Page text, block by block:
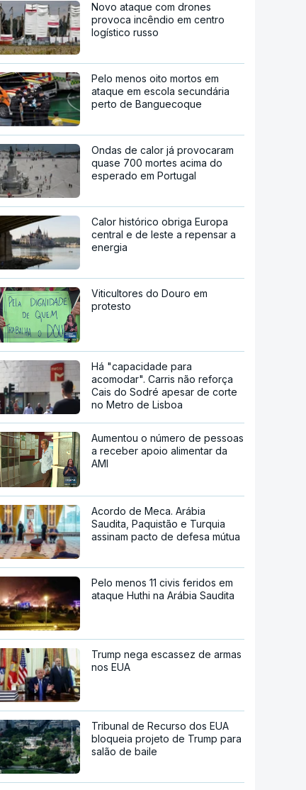
Novo ataque com drones
provoca incêndio em centro
logístico russo
Pelo menos oito mortos em
ataque em escola secundária
perto de Banguecoque
Ondas de calor já provocaram
quase 700 mortes acima do
esperado em Portugal
Calor histórico obriga Europa
central e de leste a repensar a
energia
Viticultores do Douro em
protesto
Há "capacidade para
acomodar". Carris não reforça
Cais do Sodré apesar de corte
no Metro de Lisboa
Aumentou o número de pessoas
a receber apoio alimentar da
AMI
Acordo de Meca. Arábia
Saudita, Paquistão e Turquia
assinam pacto de defesa mútua
Pelo menos 11 civis feridos em
ataque Huthi na Arábia Saudita
Trump nega escassez de armas
nos EUA
Tribunal de Recurso dos EUA
bloqueia projeto de Trump para
salão de baile